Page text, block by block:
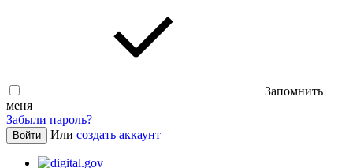
Запомнить
меня
Забыли пароль?
Войти Или создать аккаунт